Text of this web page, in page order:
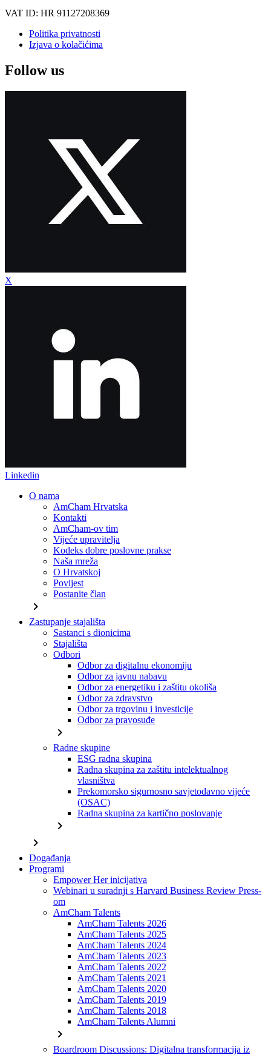
VAT ID: HR 91127208369
Politika privatnosti
Izjava o kolačićima
Follow us
X
Linkedin
O nama
AmCham Hrvatska
Kontakti
AmCham-ov tim
Vijeće upravitelja
Kodeks dobre poslovne prakse
Naša mreža
O Hrvatskoj
Povijest
Postanite član
chevron_right
Zastupanje stajališta
Sastanci s dionicima
Stajališta
Odbori
Odbor za digitalnu ekonomiju
Odbor za javnu nabavu
Odbor za energetiku i zaštitu okoliša
Odbor za zdravstvo
Odbor za trgovinu i investicije
Odbor za pravosuđe
chevron_right
Radne skupine
ESG radna skupina
Radna skupina za zaštitu intelektualnog
vlasništva
Prekomorsko sigurnosno savjetodavno vijeće
(OSAC)
Radna skupina za kartično poslovanje
chevron_right
chevron_right
Događanja
Programi
Empower Her inicijativa
Webinari u suradnji s Harvard Business Review Press-
om
AmCham Talents
AmCham Talents 2026
AmCham Talents 2025
AmCham Talents 2024
AmCham Talents 2023
AmCham Talents 2022
AmCham Talents 2021
AmCham Talents 2020
AmCham Talents 2019
AmCham Talents 2018
AmCham Talents Alumni
chevron_right
Boardroom Discussions: Digitalna transformacija iz